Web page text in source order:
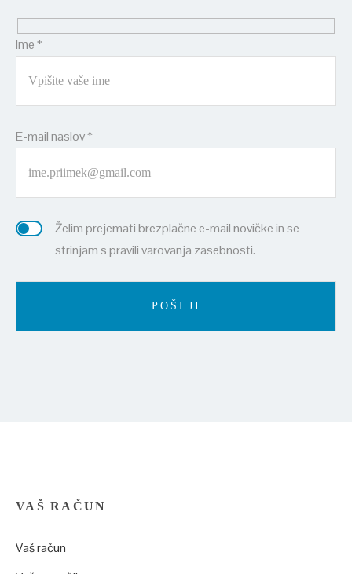
Ime *
E-mail naslov *
Želim prejemati brezplačne e-mail novičke in se
strinjam s pravili varovanja zasebnosti.
VAŠ RAČUN
Vaš račun